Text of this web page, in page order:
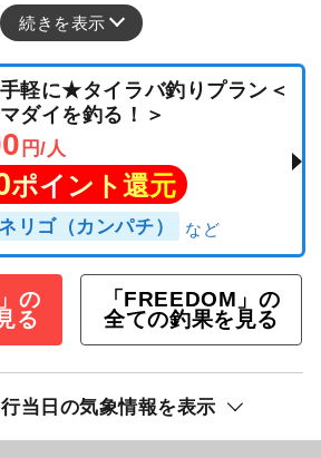
続きを表示
軽に★タイラバ釣りプラン＜
ダイを釣る！＞
円/人
ポイント還元
ネリゴ（カンパチ）
の
る
「FREEDOM」の
全ての釣果を見る
当日の気象情報を表示